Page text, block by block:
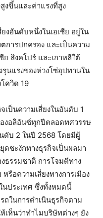
งขึ้นและค่าแรงที่สูง
งอันดับหนึ่งในเอเชีย อยู่ใน
การปกครอง และเป็นความ
ย สิงคโปร์ และเกาหลีใต้
นแรงของห่วงโซ่อุปทานใน
ควิด 19
เป็นความเสี่ยงในอันดับ 1
งอลิอันซ์ทุกปีตลอดทศวรรษ
ดับ 2 ในปี 2568 โดยมีผู้
ชะงักทางธุรกิจเป็นผลมา
ธรรมชาติ การโจมตีทาง
รือความเสี่ยงทางการเมือง
นประเทศ ซึ่งทั้งหมดนี้
ถในการดำเนินธุรกิจตาม
ห็นว่าทำไมบริษัทต่างๆ ยัง